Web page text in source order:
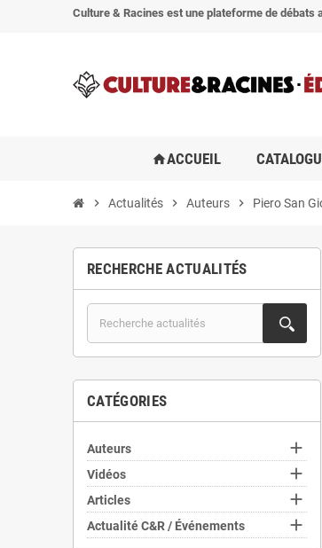
Culture & Racines est une plateforme de
homeACCUEIL
chevron_right Actualités chevron_right Auteurs chevron_right Piero San
RECHERCHE ACTUALITÉS
CATÉGORIES
Auteurs 
Vidéos 
Articles 
Actualité C&R / Événements 